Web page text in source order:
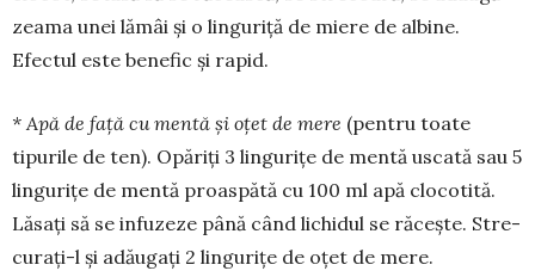
zeama unei lămâi și o linguriță de miere de al­bine.
Efectul este be­nefic și rapid.
* Apă de față cu mentă și oțet de mere (pentru toate
tipurile de ten). Opăriți 3 lingurițe de mentă uscată sau 5
lin­gurițe de men­tă proas­pătă cu 100 ml apă clocotită.
Lăsați să se infuzeze până când lichidul se răcește. Stre­
curați-l și adău­gați 2 lingurițe de oțet de mere.